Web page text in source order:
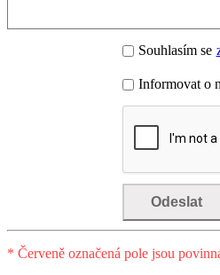
Souhlasím se
Informovat o
* Červeně označená pole jsou